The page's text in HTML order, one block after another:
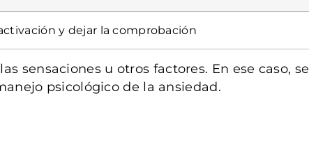
y dejar la comprobación
sensaciones u otros factores. En ese caso, se
psicológico de la ansiedad.